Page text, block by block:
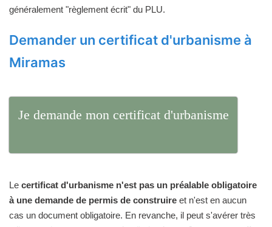
généralement "règlement écrit" du PLU.
Demander un certificat d'urbanisme à
Miramas
Je demande mon certificat d'urbanisme
Le certificat d'urbanisme n'est pas un préalable obligatoire
à une demande de permis de construire et n'est en aucun
cas un document obligatoire. En revanche, il peut s'avérer très